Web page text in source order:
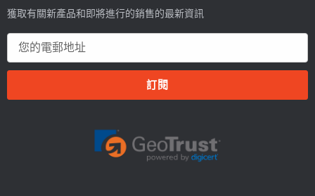
獲取有關新產品和即將進行的銷售的最新資訊
郵